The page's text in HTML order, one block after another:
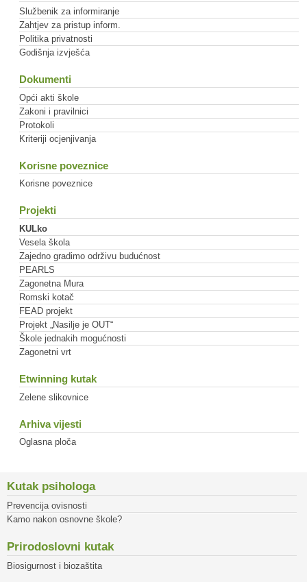
Službenik za informiranje
Zahtjev za pristup inform.
Politika privatnosti
Godišnja izvješća
Dokumenti
Opći akti škole
Zakoni i pravilnici
Protokoli
Kriteriji ocjenjivanja
Korisne poveznice
Korisne poveznice
Projekti
KULko
Vesela škola
Zajedno gradimo održivu budućnost
PEARLS
Zagonetna Mura
Romski kotač
FEAD projekt
Projekt „Nasilje je OUT“
Škole jednakih mogućnosti
Zagonetni vrt
Etwinning kutak
Zelene slikovnice
Arhiva vijesti
Oglasna ploča
Kutak psihologa
Prevencija ovisnosti
Kamo nakon osnovne škole?
Prirodoslovni kutak
Biosigurnost i biozaštita